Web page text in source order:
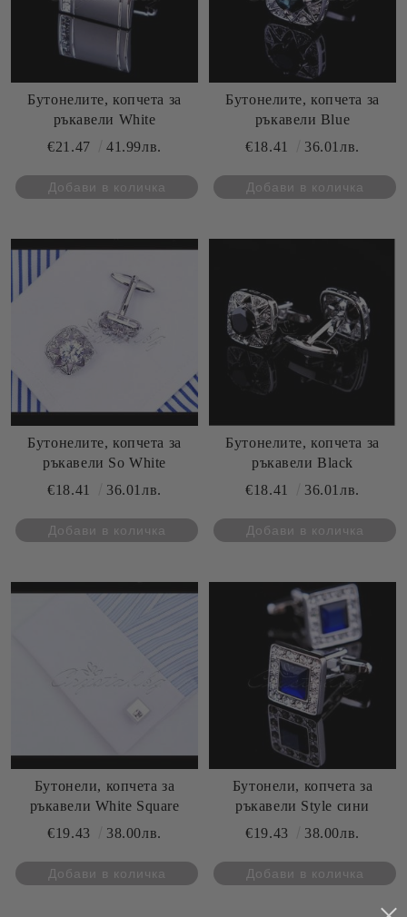
Бутонелите, копчета за
ръкавели White
€21.47
41.99лв.
Бутонелите, копчета за
ръкавели Blue
€18.41
36.01лв.
Бутонелите, копчета за
ръкавели So White
€18.41
36.01лв.
Бутонелите, копчета за
ръкавели Black
€18.41
36.01лв.
Бутонели, копчета за
ръкавели White Square
€19.43
38.00лв.
Бутонели, копчета за
ръкавели Style сини
€19.43
38.00лв.